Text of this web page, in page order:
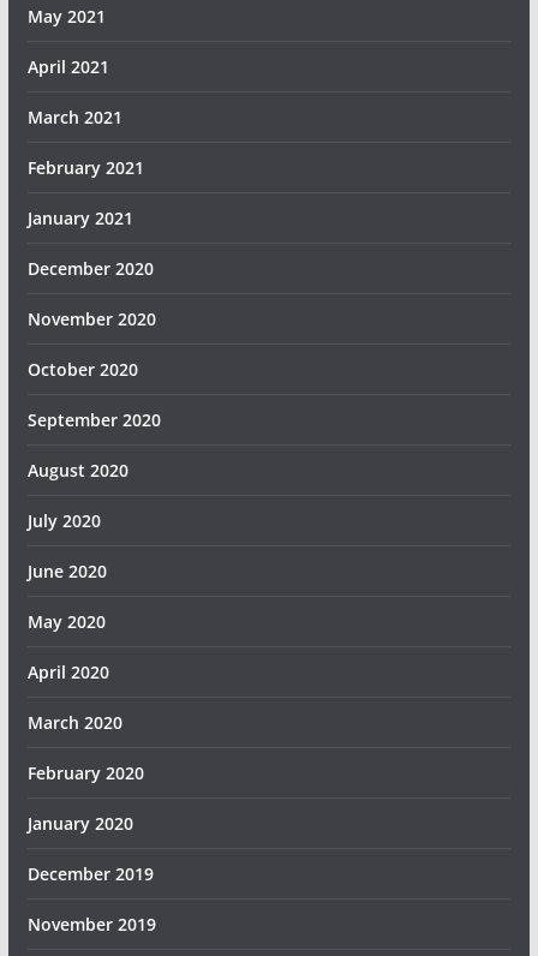
May 2021
April 2021
March 2021
February 2021
January 2021
December 2020
November 2020
October 2020
September 2020
August 2020
July 2020
June 2020
May 2020
April 2020
March 2020
February 2020
January 2020
December 2019
November 2019